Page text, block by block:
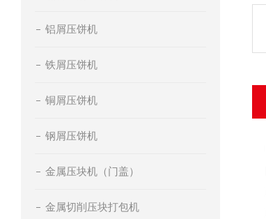
铝屑压饼机
铁屑压饼机
铜屑压饼机
钢屑压饼机
金属压块机（门盖）
金属切削压块打包机